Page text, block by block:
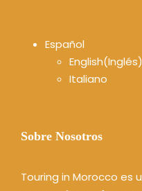
Español
English(Inglés)
Italiano
Sobre Nosotros
Touring in Morocco es